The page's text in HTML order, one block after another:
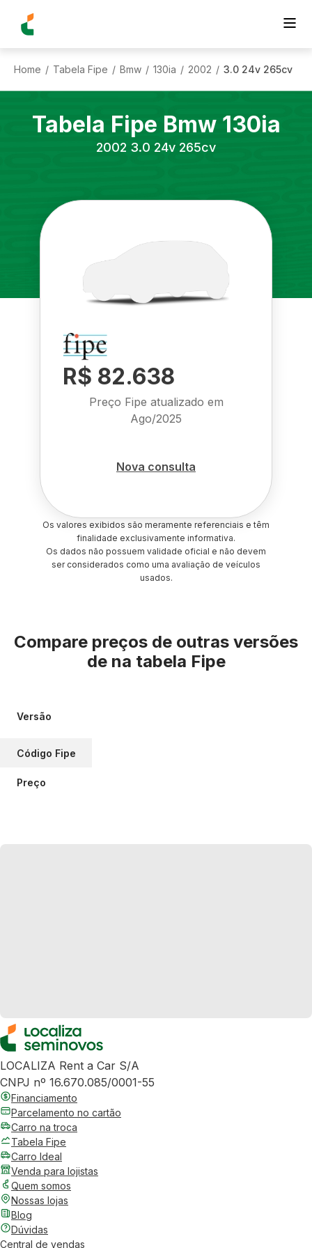
Home / Tabela Fipe / Bmw / 130ia / 2002 / 3.0 24v 265cv
Tabela Fipe Bmw 130ia
2002 3.0 24v 265cv
R$ 82.638
Preço Fipe atualizado em
Ago/2025
Nova consulta
Os valores exibidos são meramente referenciais e têm
finalidade exclusivamente informativa.
Os dados não possuem validade oficial e não devem
ser considerados como uma avaliação de veículos
usados.
Compare preços de outras versões
de na tabela Fipe
Versão
Código Fipe
Preço
LOCALIZA Rent a Car S/A
CNPJ nº 16.670.085/0001-55
Financiamento
Parcelamento no cartão
Carro na troca
Tabela Fipe
Carro Ideal
Venda para lojistas
Quem somos
Nossas lojas
Blog
Dúvidas
Central de vendas